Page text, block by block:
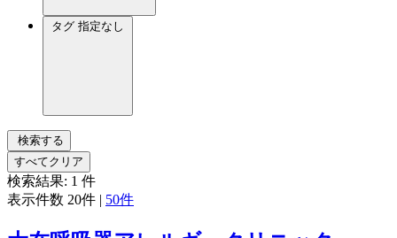
タグ 指定なし
検索する
すべてクリア
検索結果: 1 件
表示件数 20件 | 50件